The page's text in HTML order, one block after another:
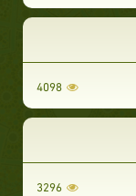
4098
3296